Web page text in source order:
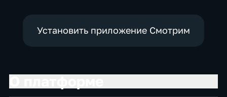
Установить приложение Смотрим